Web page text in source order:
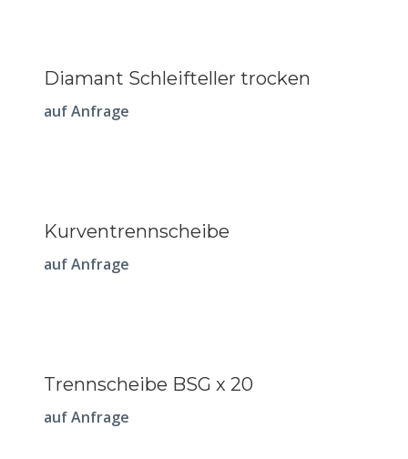
Diamant Schleifteller trocken
auf Anfrage
Kurventrennscheibe
auf Anfrage
Trennscheibe BSG x 20
auf Anfrage